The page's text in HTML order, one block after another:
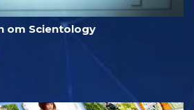
om Scientology